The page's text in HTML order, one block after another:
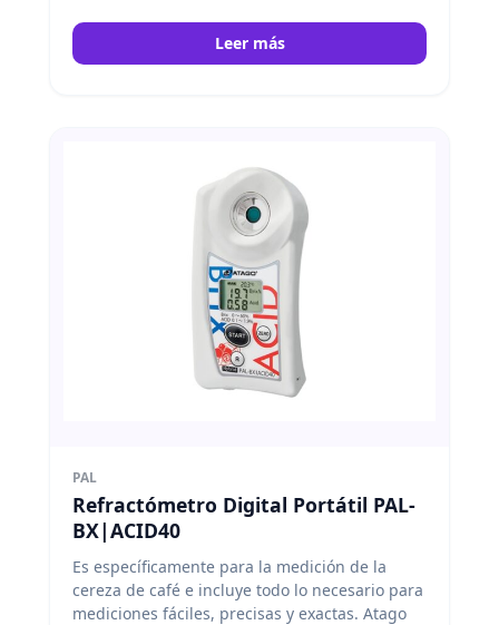
cuchara de medida. Atago
Leer más
PAL
Refractómetro Digital Portátil PAL-
BX|ACID40
Es específicamente para la medición de la
cereza de café e incluye todo lo necesario para
mediciones fáciles, precisas y exactas. Atago